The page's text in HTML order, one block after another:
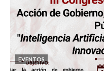
EVENTOS